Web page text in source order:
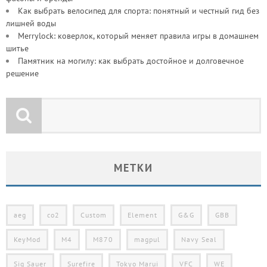
Как выбрать велосипед для спорта: понятный и честный гид без
лишней воды
Merrylock: коверлок, который меняет правила игры в домашнем
шитье
Памятник на могилу: как выбрать достойное и долговечное
решение
МЕТКИ
aeg co2 Custom Element G&G GBB
KeyMod M4 M870 magpul Navy Seal
Sig Sauer Surefire Tokyo Marui VFC WE